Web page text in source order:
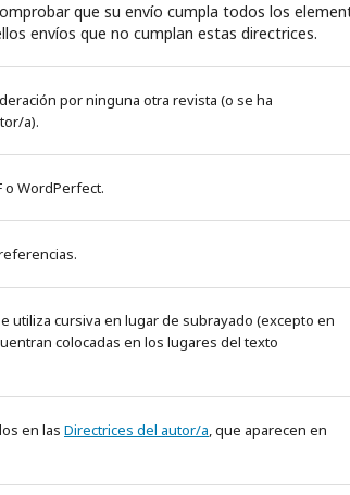
que su envío cumpla todos los
envíos que no cumplan estas directrices.
por ninguna otra revista (o se ha
a).
o WordPerfect.
utiliza cursiva en lugar de subrayado (excepto en
colocadas en los lugares del texto
en las Directrices del autor/a, que aparecen en